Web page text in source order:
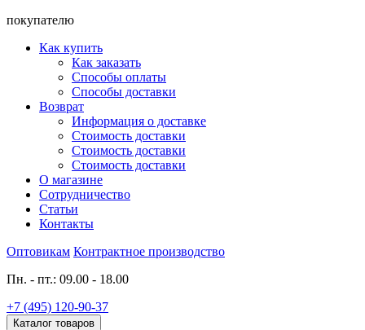
покупателю
Как купить
Как заказать
Способы оплаты
Способы доставки
Возврат
Информация о доставке
Стоимость доставки
Стоимость доставки
Стоимость доставки
О магазине
Сотрудничество
Статьи
Контакты
Оптовикам Контрактное производство
Пн. - пт.: 09.00 - 18.00
+7 (495) 120-90-37
Каталог товаров